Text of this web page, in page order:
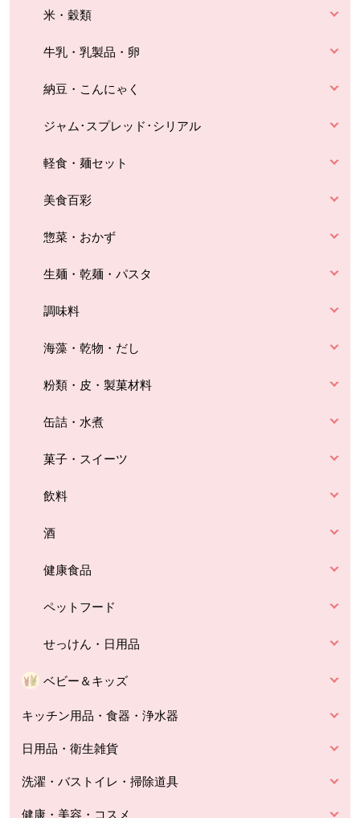
米・穀類
牛乳・乳製品・卵
納豆・こんにゃく
ジャム･スプレッド･シリアル
軽食・麺セット
美食百彩
惣菜・おかず
生麺・乾麺・パスタ
調味料
海藻・乾物・だし
粉類・皮・製菓材料
缶詰・水煮
菓子・スイーツ
飲料
酒
健康食品
ペットフード
せっけん・日用品
ベビー＆キッズ
キッチン用品・食器・浄水器
日用品・衛生雑貨
洗濯・バストイレ・掃除道具
健康・美容・コスメ